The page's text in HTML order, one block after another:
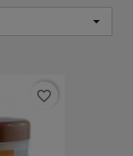

favorite_border